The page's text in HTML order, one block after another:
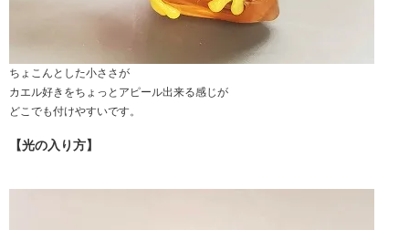
ちょこんとした小ささが
カエル好きをちょっとアピール出来る感じが
どこでも付けやすいです。
【光の入り方】